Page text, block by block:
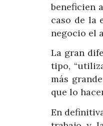
beneficien
caso de la
negocio el
La gran
tipo,
más
que lo
En